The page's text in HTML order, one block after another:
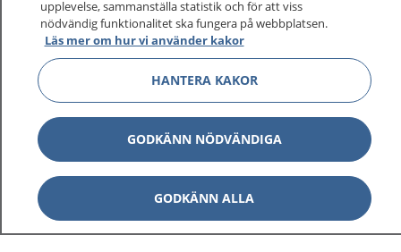
vårdärenden. Ring telefonnummer 1177 för
sjukvårdsrådgivning dygnet runt.
1177 ger dig råd när du vill må bättre.
1177 på flera språk Visa
Om 1177 Visa
upplevelse, sammanställa statistik och för att viss
nödvändig funktionalitet ska fungera på webbplatsen.
Läs mer om hur vi använder kakor
HANTERA KAKOR
GODKÄNN NÖDVÄNDIGA
GODKÄNN ALLA